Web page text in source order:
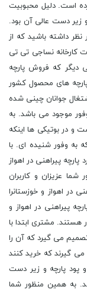
است. دلیل محبوبیت
زیر دست عالى آن بود.
نظر داشته باشید که از
کارخانه نساجی تی تی
دیگر که فروش پارچه
های محصول کشور
جوانان چینی شده
موجود می باشد. به
و در بوتیکی ها اینکه
به وفور شنیده ای. با
پارچه پیراهنی در اهواز
عزیزان و کاربران
در اهواز و خوزستانرا
پیراهنی در اهواز و
مشتری ابتدا با
می گیرد که آن را
گیرند که خرید کنند
و پود پارچه و زیر دست
به همین منظور شما